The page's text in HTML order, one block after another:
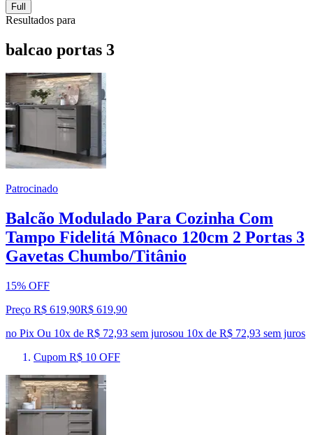
Full
Resultados para
balcao portas 3
Patrocinado
Balcão Modulado Para Cozinha Com
Tampo Fidelitá Mônaco 120cm 2 Portas 3
Gavetas Chumbo/Titânio
15% OFF
Preço R$ 619,90R$ 619,90
no Pix Ou 10x de R$ 72,93 sem jurosou 10x de R$ 72,93 sem juros
Cupom R$ 10 OFF